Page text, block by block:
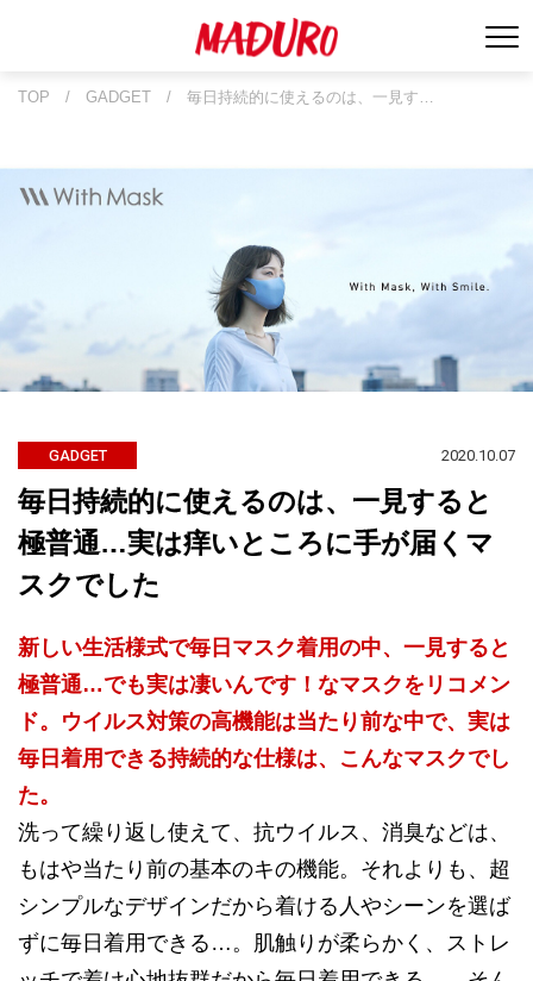
TOP / GADGET / 毎日持続的に使えるのは、一見す…
GADGET 2020.10.07
毎日持続的に使えるのは、一見すると
極普通…実は痒いところに手が届くマ
スクでした
新しい生活様式で毎日マスク着用の中、一見すると
極普通…でも実は凄いんです！なマスクをリコメン
ド。ウイルス対策の高機能は当たり前な中で、実は
毎日着用できる持続的な仕様は、こんなマスクでし
た。
洗って繰り返し使えて、抗ウイルス、消臭などは、
もはや当たり前の基本のキの機能。それよりも、超
シンプルなデザインだから着ける人やシーンを選ば
ずに毎日着用できる…。肌触りが柔らかく、ストレ